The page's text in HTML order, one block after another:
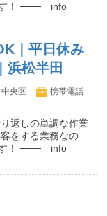
す！ ─── info
｜平日休み
浜松半田
央区
携帯電話
返しの単調な作業
をする業務なの
す！ ─── info